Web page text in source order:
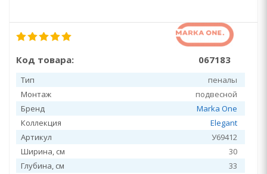
Код товара: 067183
Тип
пеналы
Монтаж
подвесной
Бренд
Marka One
Коллекция
Elegant
Артикул
У69412
Ширина, см
30
Глубина, см
33